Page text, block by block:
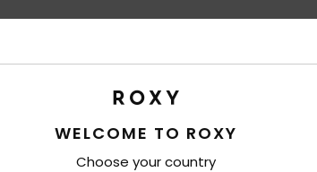
WELCOME TO ROXY
Choose your country